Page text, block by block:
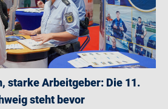
starke Arbeitgeber: Die 11.
steht bevor